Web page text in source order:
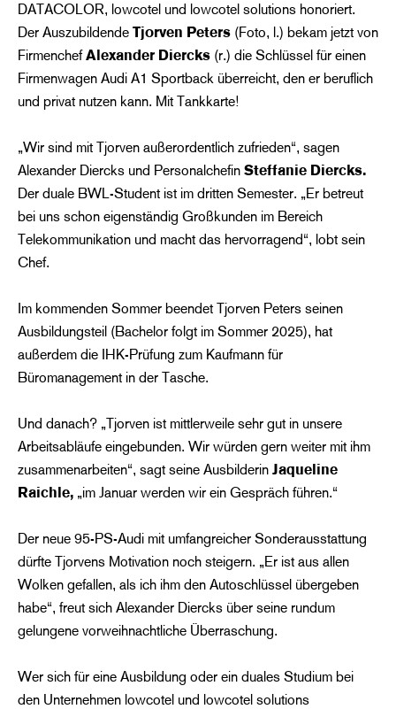
DATACOLOR, lowcotel und lowcotel solutions honoriert.
Der Auszubildende Tjorven Peters (Foto, l.) bekam jetzt von
FirmenchefAlexander Diercks (r.) die Schlüssel für einen
Firmenwagen Audi A1 Sportback überreicht, den er beruflich
und privat nutzen kann. Mit Tankkarte!
„Wir sind mit Tjorven außerordentlich zufrieden“, sagen
Alexander Diercks und Personalchefin Steffanie Diercks.
Der duale BWL-Student ist im dritten Semester. „Er betreut
bei uns schon eigenständig Großkunden im Bereich
Telekommunikation und macht das hervorragend“, lobt sein
Chef.
Im kommenden Sommer beendet Tjorven Peters seinen
Ausbildungsteil (Bachelor folgt im Sommer 2025), hat
außerdem die IHK-Prüfung zum Kaufmann für
Büromanagement in der Tasche.
Und danach? „Tjorven ist mittlerweile sehr gut in unsere
Arbeitsabläufe eingebunden. Wir würden gern weiter mit ihm
zusammenarbeiten“, sagt seine Ausbilderin Jaqueline
Raichle, „im Januar werden wir ein Gespräch führen.“
Der neue 95-PS-Audi mit umfangreicher Sonderausstattung
dürfte Tjorvens Motivation noch steigern. „Er ist aus allen
Wolken gefallen, als ich ihm den Autoschlüssel übergeben
habe“, freut sich Alexander Diercks über seine rundum
gelungene vorweihnachtliche Überraschung.
Wer sich für eine Ausbildung oder ein duales Studium bei
den Unternehmen lowcotel und lowcotel solutions